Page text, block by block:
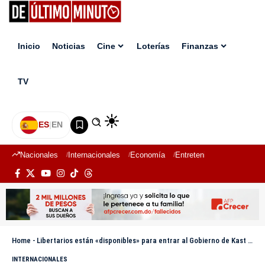
Inicio Noticias Cine Loterías Finanzas
TV
ES|EN
Nacionales Internacionales Economía Entretenimiento
Home - Libertarios están «disponibles» para entrar al Gobierno de Kast pero ponen condiciones
INTERNACIONALES